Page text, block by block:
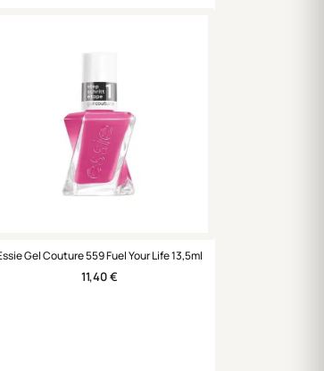
Gel Couture 559 Fuel Your Life 13,5ml
11,40€